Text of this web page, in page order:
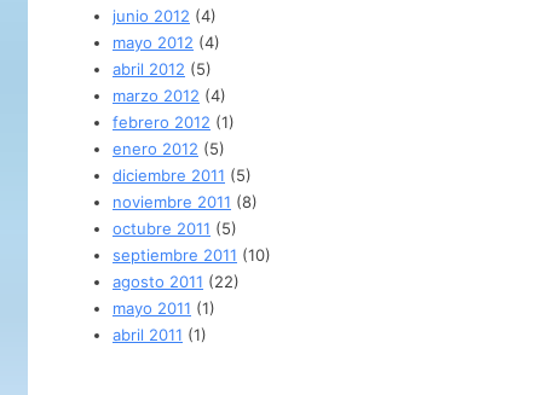
junio 2012 (4)
mayo 2012 (4)
abril 2012 (5)
marzo 2012 (4)
febrero 2012 (1)
enero 2012 (5)
diciembre 2011 (5)
noviembre 2011 (8)
octubre 2011 (5)
septiembre 2011 (10)
agosto 2011 (22)
mayo 2011 (1)
abril 2011 (1)